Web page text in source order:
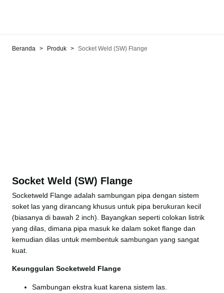
Beranda > Produk > Socket Weld (SW) Flange
Socket Weld (SW) Flange
Socketweld Flange adalah sambungan pipa dengan sistem
soket las yang dirancang khusus untuk pipa berukuran kecil
(biasanya di bawah 2 inch). Bayangkan seperti colokan listrik
yang dilas, dimana pipa masuk ke dalam soket flange dan
kemudian dilas untuk membentuk sambungan yang sangat
kuat.
Keunggulan Socketweld Flange
Sambungan ekstra kuat karena sistem las.